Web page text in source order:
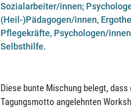
Sozialarbeiter/innen;
(Heil-)Pädagogen/innen,
Pflegekräfte, Psychologen/
Selbsthilfe.
Diese bunte Mischung belegt,
Tagungsmotto angelehnten